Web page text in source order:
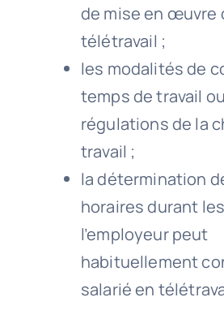
de mise en œuvre
télétravail ;
les modalités de
temps de travail
régulations de la
travail ;
la détermination
horaires durant
l’employeur peut
habituellement
salarié en